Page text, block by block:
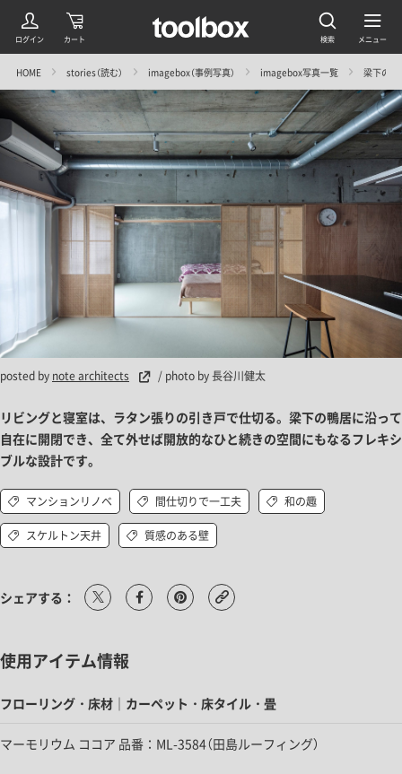
HOME stories（読む） imagebox（事例写真） imagebox写真一覧 梁下の
posted by note architects / photo by 長谷川健太
リビングと寝室は、ラタン張りの引き戸で仕切る。梁下の鴨居に沿って
自在に開閉でき、全て外せば開放的なひと続きの空間にもなるフレキシ
ブルな設計です。
マンションリノベ 間仕切りで一工夫 和の趣
スケルトン天井 質感のある壁
シェアする：
使用アイテム情報
フローリング・床材｜カーペット・床タイル・畳
マーモリウム ココア 品番：ML-3584（田島ルーフィング）